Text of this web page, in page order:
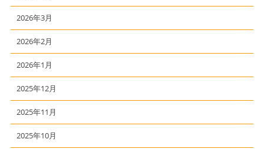
2026年3月
2026年2月
2026年1月
2025年12月
2025年11月
2025年10月